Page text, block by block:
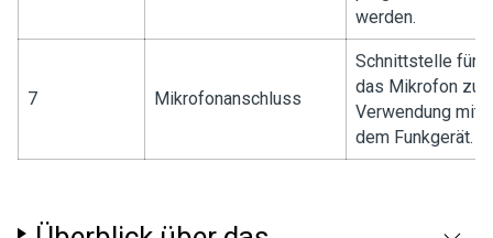
werden.
7 Mikrofonanschluss
Schnittstelle für
das Mikrofon zur
Verwendung mit
dem Funkgerät.